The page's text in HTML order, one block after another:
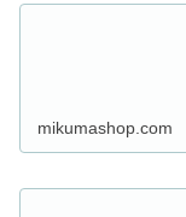
mikumashop.com